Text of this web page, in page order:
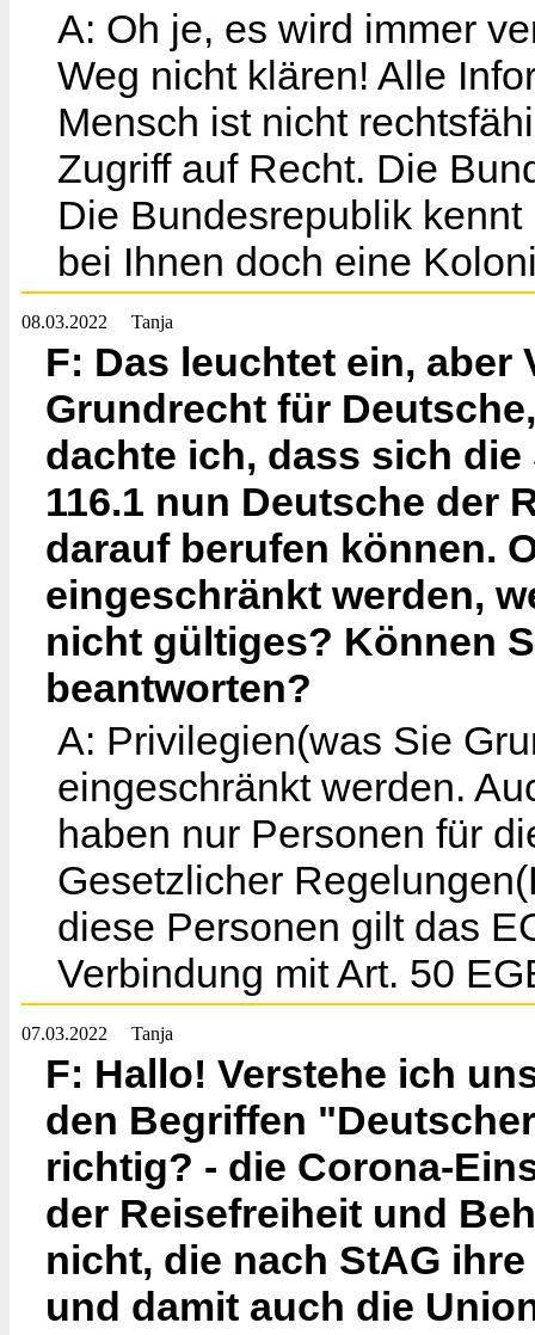
A: Oh je, es wird immer
Weg nicht klären! Alle
Mensch ist nicht
Zugriff auf Recht. Die
Die Bundesrepublik
bei Ihnen doch eine
08.03.2022 Tanja
F: Das leuchtet ein,
Grundrecht für
dachte ich, dass sich die
116.1 nun Deutsche der
darauf berufen können.
eingeschränkt werden,
nicht gültiges? Können
beantworten?
A: Privilegien(was Sie
eingeschränkt werden.
haben nur Personen für
Gesetzlicher
diese Personen gilt das
Verbindung mit Art. 50
07.03.2022 Tanja
F: Hallo! Verstehe ich
den Begriffen
richtig? - die Corona-
der Reisefreiheit und
nicht, die nach StAG
und damit auch die